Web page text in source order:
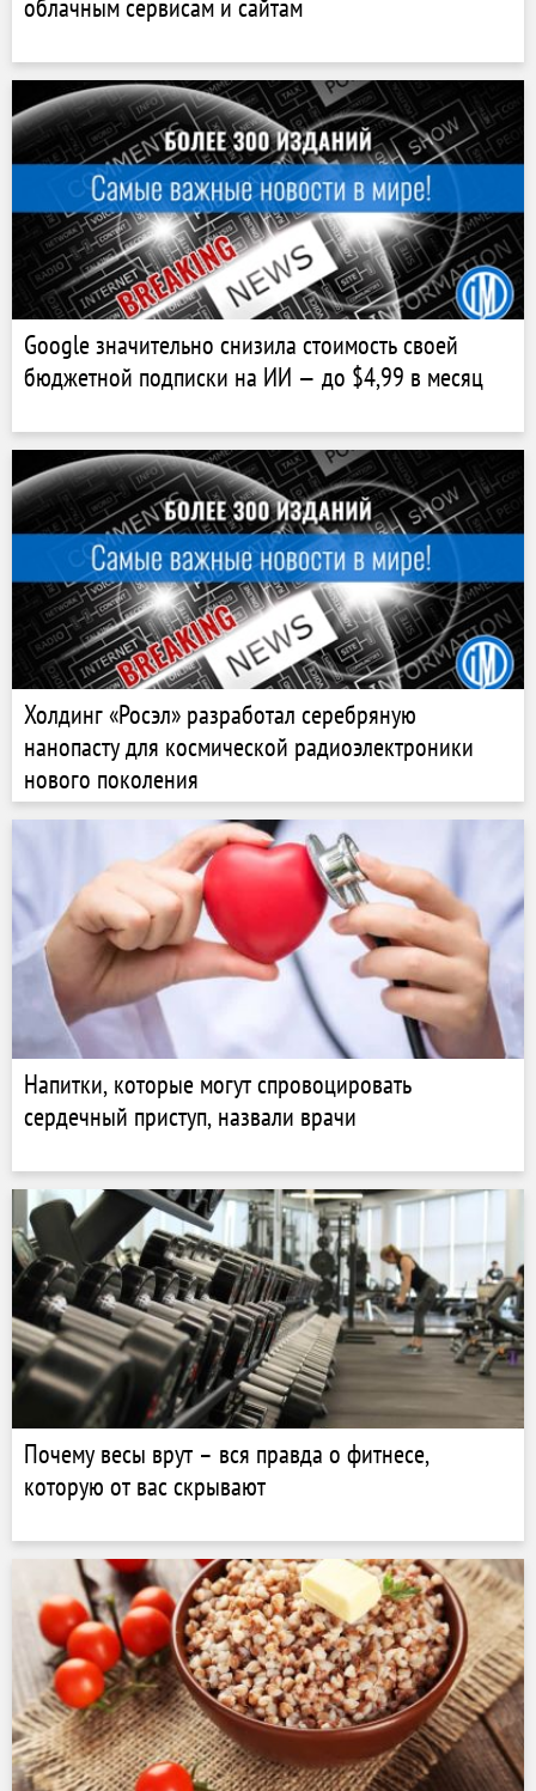
облачным сервисам и сайтам
Google значительно снизила стоимость своей
бюджетной подписки на ИИ — до $4,99 в месяц
Холдинг «Росэл» разработал серебряную
нанопасту для космической радиоэлектроники
нового поколения
Напитки, которые могут спровоцировать
сердечный приступ, назвали врачи
Почему весы врут – вся правда о фитнесе,
которую от вас скрывают